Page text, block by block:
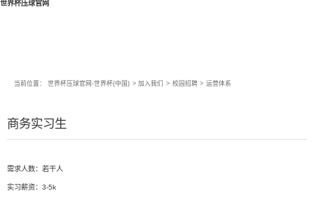
世界杯压球官网
当前位置： 世界杯压球官网-世界杯(中国) > 加入我们 > 校园招聘 > 运营体系
商务实习生
需求人数：若干人
实习薪资：3-5k